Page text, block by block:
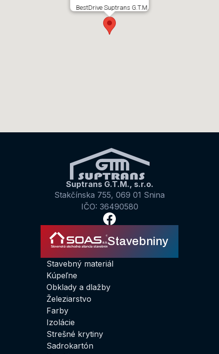
BestDrive Suptrans G.T.M.
Suptrans G.T.M., s.r.o.
Stakčínska 755, 069 01 Snina
IČO: 36490580
Stavebniny
Stavebný materiál
Kúpeľne
Obklady a dlažby
Železiarstvo
Farby
Izolácie
Strešné krytiny
Sadrokartón